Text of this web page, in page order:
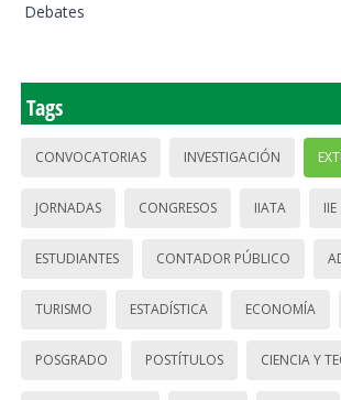
Debates
Tags
CONVOCATORIAS INVESTIGACIÓN
JORNADAS CONGRESOS IIATA IIE
ESTUDIANTES CONTADOR PÚBLICO
TURISMO ESTADÍSTICA ECONOMÍA
POSGRADO POSTÍTULOS CIENCIA Y